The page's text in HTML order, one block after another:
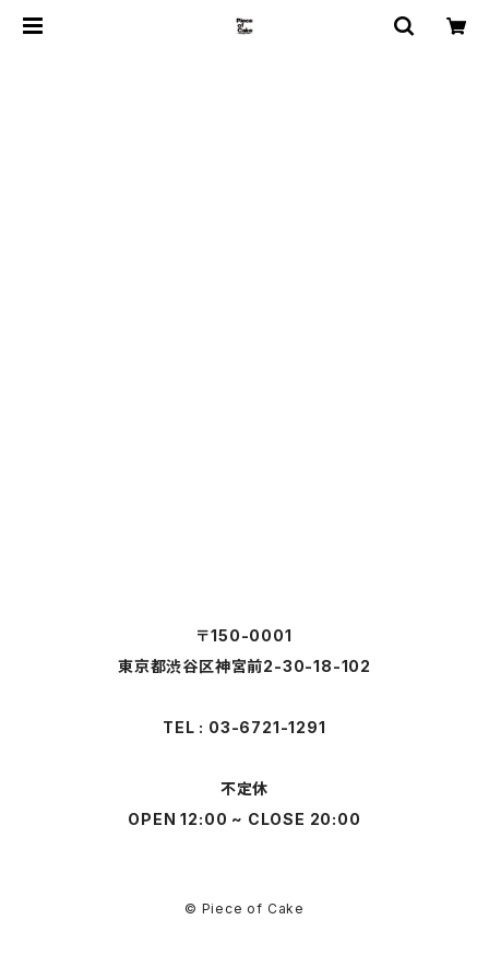
〒150-0001
東京都渋谷区神宮前2-30-18-102
TEL : 03-6721-1291
不定休
OPEN 12:00 ~ CLOSE 20:00
© Piece of Cake